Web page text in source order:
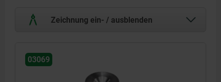
Zeichnung ein- / ausblenden
03069